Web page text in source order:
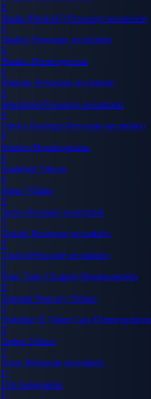
S
Shaka (Punk-01) Personaje secundario
S
Shakky Personaje secundario
S
Shanks Deuteragonista
S
Shinobu Personaje secundario
S
Shirahoshi Personaje secundario
S
Silvers Rayleigh Personaje secundario
S
SmokerDeuteragonista
S
Spandam Villano
S
SugarVillano
T
Tama Personaje secundario
T
Tashigi Personaje secundario
T
Thatch Personaje secundario
T
Tony Tony ChopperDeuteragonista
T
Topman Warcury Villano
T
Trafalgar D. Water Law Deuteragonista
T
Trebol Villano
T
Tsuru Personaje secundario
U
Ulti Antagonista
U